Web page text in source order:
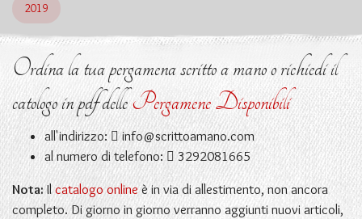
2019
Ordina la tua pergamena scritto a mano o richiedi il
catologo in pdf dellePergamene Disponibili
all'indirizzo: info@scrittoamano.com
al numero di telefono:
3292081665
Nota:Il catalogo onlineè in via di allestimento, non ancora
completo. Di giorno in giorno verranno aggiunti nuovi articoli,